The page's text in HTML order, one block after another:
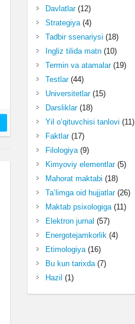
Davlatlar(12)
Strategiya(4)
Tadbir ssenariysi (18)
Ingliz tilida matn(10)
Termin va atamalar(19)
Testlar(44)
Universitetlar(15)
Darsliklar(18)
Yil o‘qituvchisi tanlovi (11)
Faktlar(17)
Filologiya(9)
Kimyoviy elementlar(5)
Mahorat maktabi (18)
Ta’limga oid hujjatlar(26)
Maktab psixologiga(11)
Elektron jurnal (57)
Energotejamkorlik(4)
Etimologiya(16)
Bu kun tarixda(7)
Hazil (1)